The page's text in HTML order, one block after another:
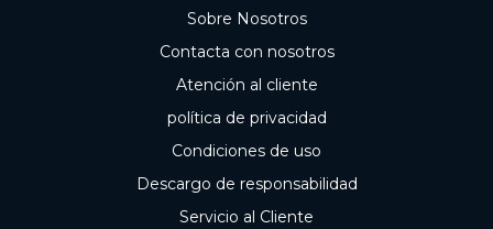
Sobre Nosotros
Contacta con nosotros
Atención al cliente
política de privacidad
Condiciones de uso
Descargo de responsabilidad
Servicio al Cliente